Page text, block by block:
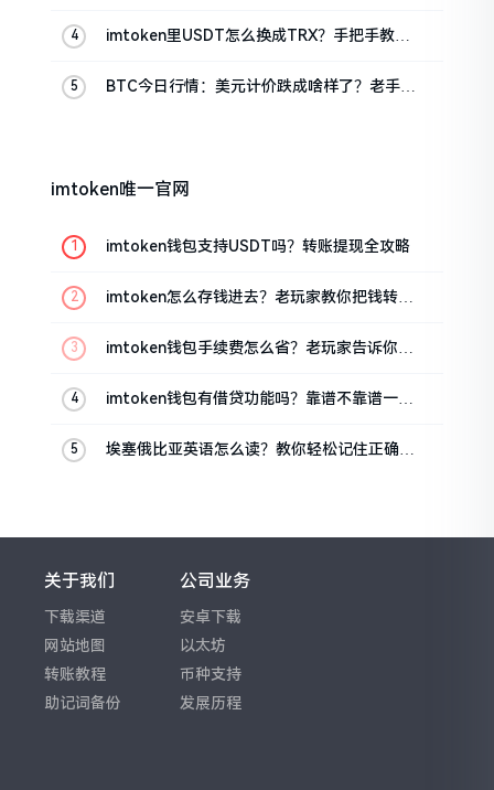
imtoken里USDT怎么换成TRX？手把手教你
BTC今日行情：美元计价跌成啥样了？老手教
imtoken唯一官网
imtoken钱包支持USDT吗？转账提现全攻略
imtoken怎么存钱进去？老玩家教你把钱转进
imtoken钱包手续费怎么省？老玩家告诉你几
imtoken钱包有借贷功能吗？靠谱不靠谱一文
埃塞俄比亚英语怎么读？教你轻松记住正确发
关于我们
下载渠道
网站地图
转账教程
助记词备份
公司业务
安卓下载
以太坊
币种支持
发展历程